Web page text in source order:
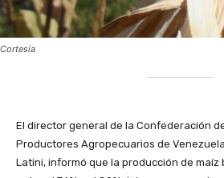
Cortesía
El director general de la Confederación
Productores Agropecuarios de
Latini, informó que la producción de maíz